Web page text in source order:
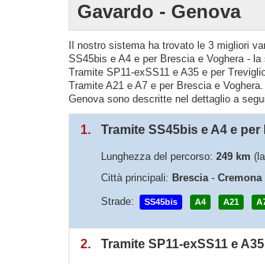
Gavardo - Genova
Il nostro sistema ha trovato le 3 migliori
SS45bis e A4 e per Brescia e Voghera -
Tramite SP11-exSS11 e A35 e per
Tramite A21 e A7 e per Brescia e
Genova sono descritte nel dettaglio a
1. Tramite SS45bis e A4 e
Lunghezza del percorso: 249 km
Città principali: Brescia- Cremona
Strade:
SS45bis A4 A21
2. Tramite SP11-exSS11 e